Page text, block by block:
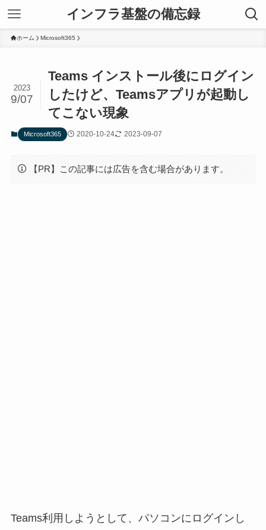
インフラ基盤の備忘録
ホーム Microsoft365
Teams インストール後にログイン
したけど、Teamsアプリが起動し
てこない現象
2023
9/07
Microsoft365 2020-10-24 2023-09-07
【PR】この記事には広告を含む場合があります。
Teams利用しようとして、パソコンにログインし